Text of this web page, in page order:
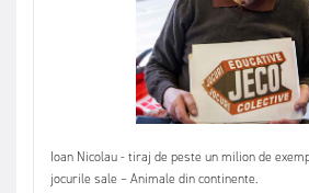
Ioan Nicolau - tiraj de peste un milion de
jocurile sale – Animale din continente.